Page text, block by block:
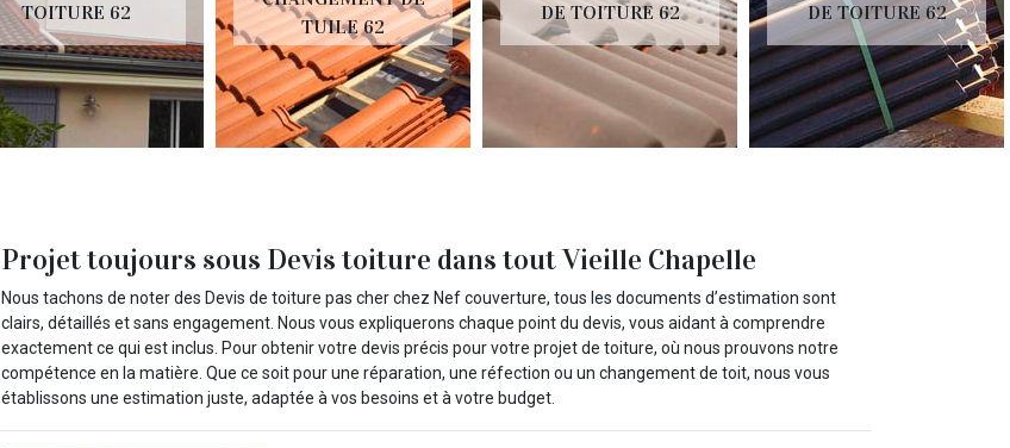
TOITURE 62
TUILE 62
DE TOITURE 62
DE TOITURE 62
Projet toujours sous Devis toiture dans tout Vieille Chapelle
Nous tachons de noter des Devis de toiture pas cher chez Nef couverture, tous les documents d’estimation sont
clairs, détaillés et sans engagement. Nous vous expliquerons chaque point du devis, vous aidant à comprendre
exactement ce qui est inclus. Pour obtenir votre devis précis pour votre projet de toiture, où nous prouvons notre
compétence en la matière. Que ce soit pour une réparation, une réfection ou un changement de toit, nous vous
établissons une estimation juste, adaptée à vos besoins et à votre budget.